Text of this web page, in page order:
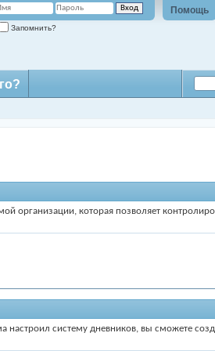
Помощь
Запомнить?
организации, которая позволяет
настроил систему дневников, вы сможете